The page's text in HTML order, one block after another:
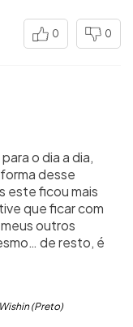
0 0
o dia a dia,
desse
este ficou mais
que ficar com
outros
de resto, é
(Preto)